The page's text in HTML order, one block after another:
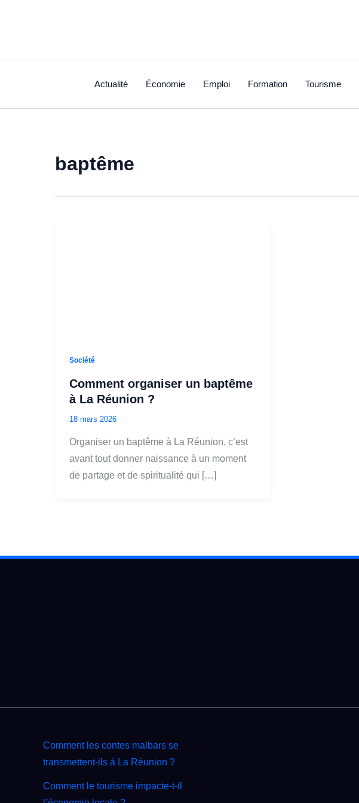
Actualité Économie Emploi Formation Tourisme
baptême
Société
Comment organiser un baptême
à La Réunion ?
18 mars 2026
Organiser un baptême à La Réunion, c’est
avant tout donner naissance à un moment
de partage et de spiritualité qui […]
Comment les contes malbars se
transmettent‑ils à La Réunion ?
Comment le tourisme impacte‑t‑il